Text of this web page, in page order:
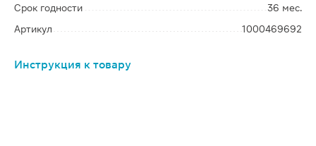
Срок годности
36 мес.
Артикул
1000469692
Инструкция к товару